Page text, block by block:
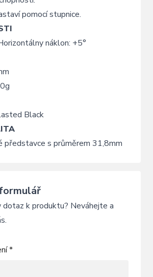
pomocí stupnice.
náklon: +5°
Black
představce s průměrem 31,8mm
k produktu? Neváhejte a
*